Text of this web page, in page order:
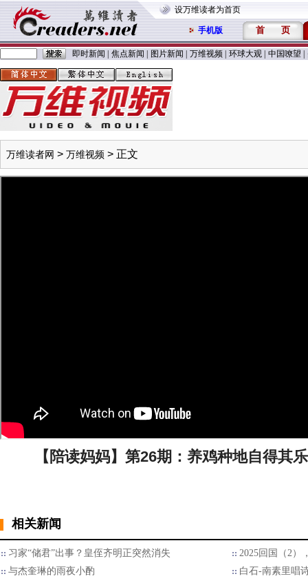
设万维读者为首页
手机版 首 页
即时新闻 焦点新闻 图片新闻 万维视频 环球大观 中国嘹望
万维读者网 > 万维视频 > 正文
【陪读妈妈】第26期：养鸡种地自得其
相关新闻
习家“储君”出事？皇侄齐明正突然消失
2025回国（2）
与杰奎琳的雨夜小酌
白石-南素里唱